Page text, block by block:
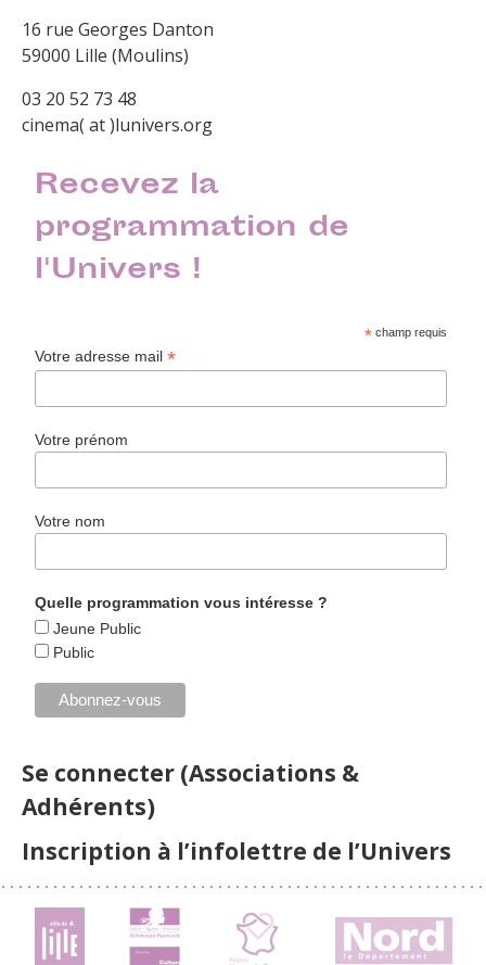
16 rue Georges Danton
59000 Lille (Moulins)
03 20 52 73 48
cinema( at )lunivers.org
Recevez la
programmation de
l'Univers !
* champ requis
Votre adresse mail*
Votre prénom
Votre nom
Quelle programmation vous intéresse ?
Jeune Public
Public
Se connecter (Associations &
Adhérents)
Inscription à l’infolettre de l’Univers